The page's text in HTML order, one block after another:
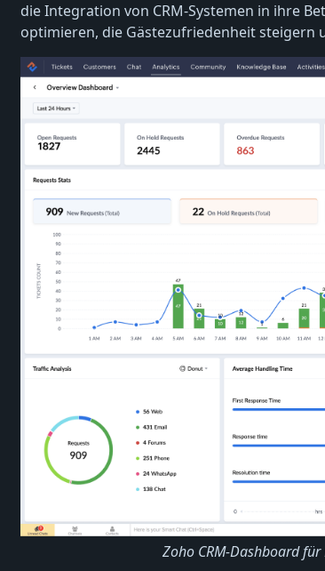
die Integration von CRM-Systemen in ihre
optimieren, die Gästezufriedenheit
Zoho CRM-Dashboard